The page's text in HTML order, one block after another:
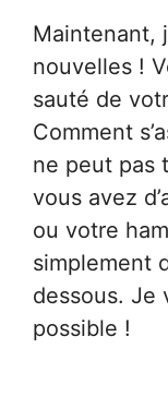
Maintenant,
nouvelles !
sauté de
Comment
ne peut pas
vous avez
ou votre
simplement
dessous. Je
possible !